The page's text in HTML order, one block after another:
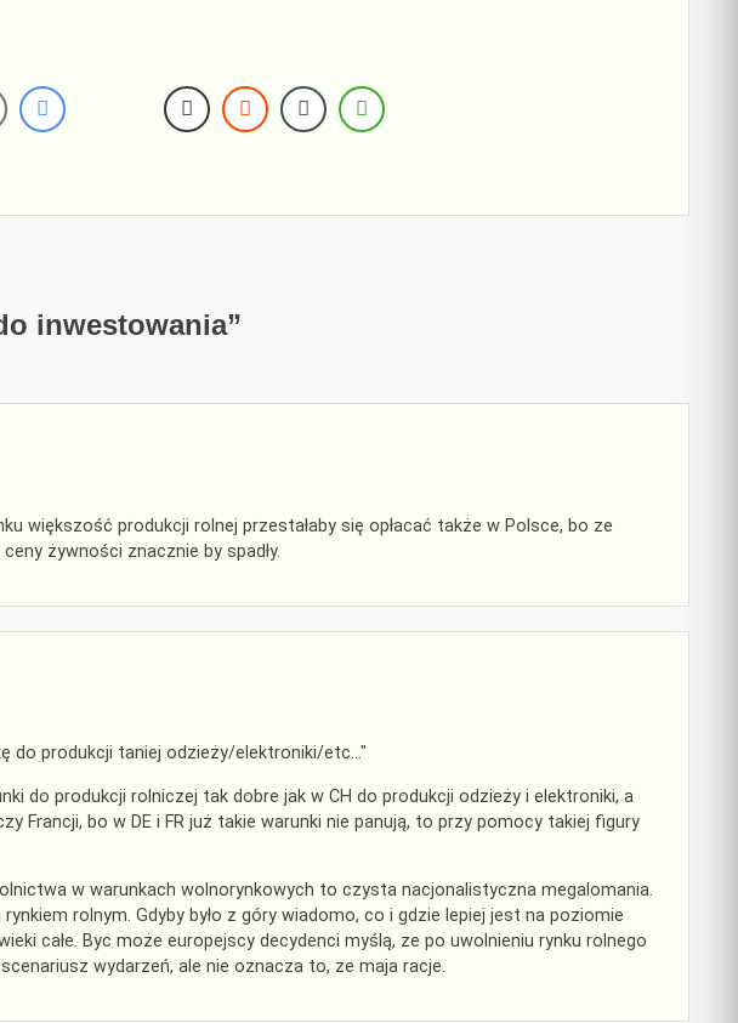
inwestowania”
większość produkcji rolnej przestałaby się opłacać także w Polsce, bo ze
żywności znacznie by spadły.
do produkcji taniej odzieży/elektroniki/etc…"
do produkcji rolniczej tak dobre jak w CH do produkcji odzieży i elektroniki, a
Francji, bo w DE i FR już takie warunki nie panują, to przy pomocy takiej figury
w warunkach wolnorynkowych to czysta nacjonalistyczna megalomania.
rolnym. Gdyby było z góry wiadomo, co i gdzie lepiej jest na poziomie
całe. Byc może europejscy decydenci myślą, ze po uwolnieniu rynku rolnego
wydarzeń, ale nie oznacza to, ze maja racje.